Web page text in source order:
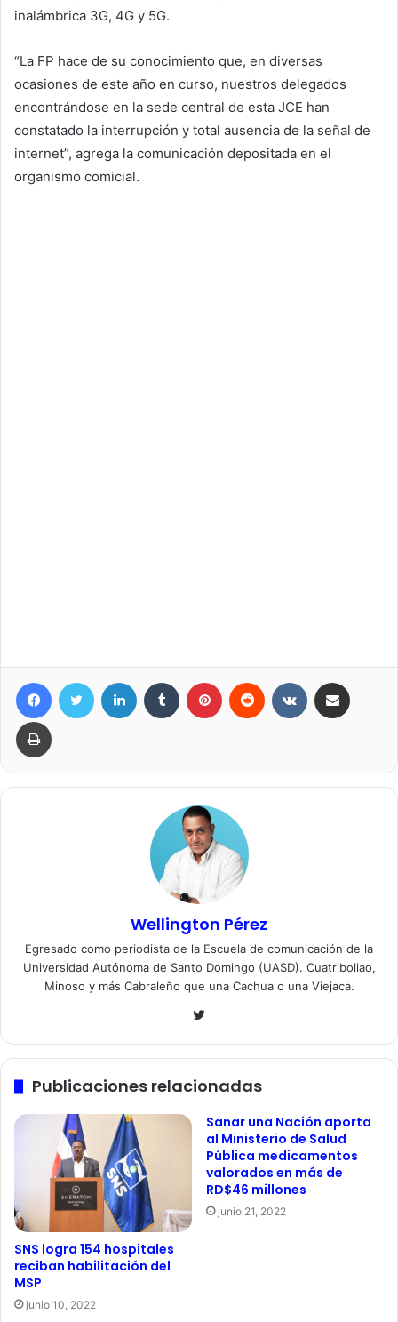
inalámbrica 3G, 4G y 5G.
“La FP hace de su conocimiento que, en diversas
ocasiones de este año en curso, nuestros delegados
encontrándose en la sede central de esta JCE han
constatado la interrupción y total ausencia de la señal de
internet”, agrega la comunicación depositada en el
organismo comicial.
FacebookTwitter LinkedIn Tumblr Pinterest Reddit VKontakte
Imprimir
Wellington Pérez
Egresado como periodista de la Escuela de comunicación de la
Universidad Autónoma de Santo Domingo (UASD). Cuatriboliao,
Minoso y más Cabraleño que una Cachua o una Viejaca.
Twitter
Publicaciones relacionadas
SNS logra 154 hospitales
reciban habilitación del
MSP
junio 10, 2022
Sanar una Nación aporta
al Ministerio de Salud
Pública medicamentos
valorados en más de
RD$46 millones
junio 21, 2022